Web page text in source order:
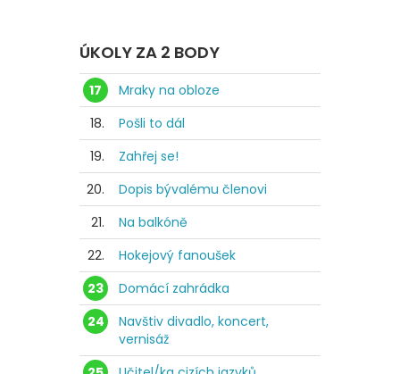
ÚKOLY ZA 2 BODY
17
Mraky na obloze
18.
Pošli to dál
19.
Zahřej se!
20.
Dopis bývalému členovi
21.
Na balkóně
22.
Hokejový fanoušek
23
Domácí zahrádka
24
Navštiv divadlo, koncert,
vernisáž